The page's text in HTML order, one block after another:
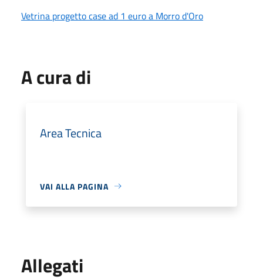
Vetrina progetto case ad 1 euro a Morro d'Oro
A cura di
Area Tecnica
VAI ALLA PAGINA
Allegati